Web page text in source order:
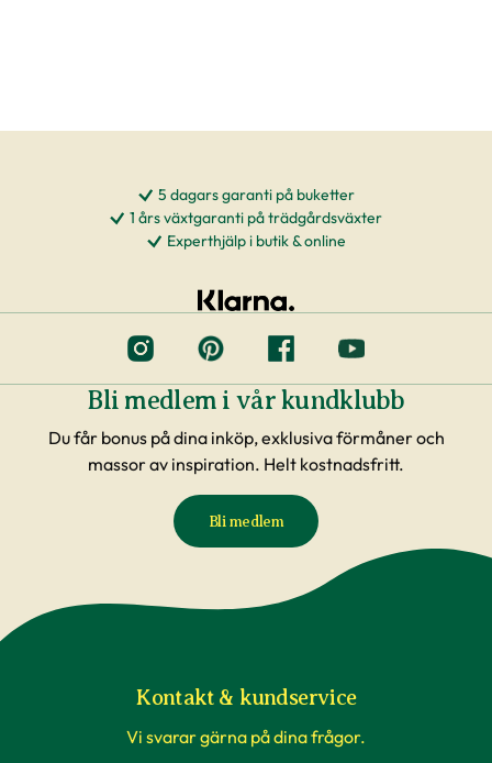
5 dagars garanti på buketter
1 års växtgaranti på trädgårdsväxter
Experthjälp i butik & online
Bli medlem i vår kundklubb
Du får bonus på dina inköp, exklusiva förmåner och
massor av inspiration. Helt kostnadsfritt.
Bli medlem
Kontakt & kundservice
Vi svarar gärna på dina frågor.